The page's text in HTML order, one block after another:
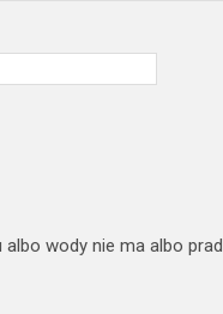
wody nie ma albo